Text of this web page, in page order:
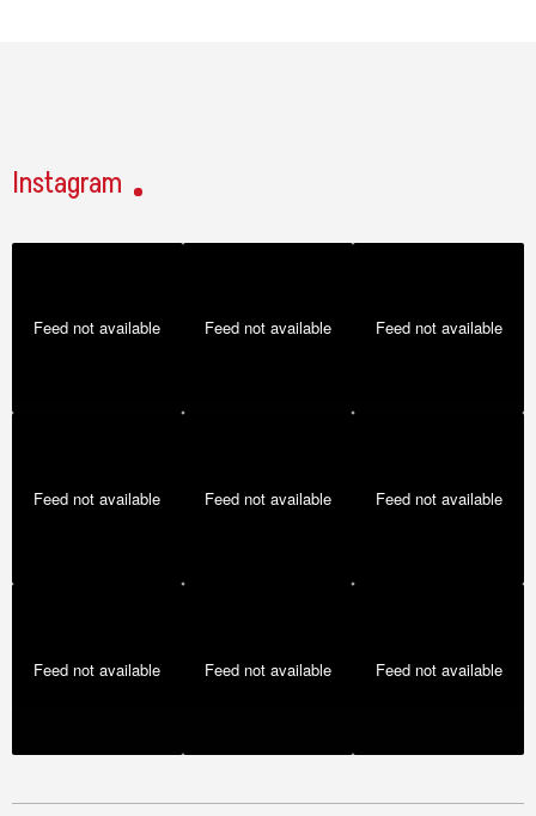
Instagram
Feed not available Feed not available Feed not available
Feed not available Feed not available Feed not available
Feed not available Feed not available Feed not available